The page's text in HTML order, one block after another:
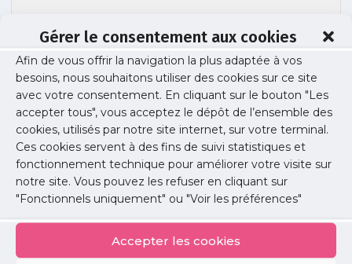
Gérer le consentement aux cookies
Afin de vous offrir la navigation la plus adaptée à vos
besoins, nous souhaitons utiliser des cookies sur ce site
avec votre consentement. En cliquant sur le bouton "Les
accepter tous", vous acceptez le dépôt de l’ensemble des
cookies, utilisés par notre site internet, sur votre terminal.
Ces cookies servent à des fins de suivi statistiques et
fonctionnement technique pour améliorer votre visite sur
notre site. Vous pouvez les refuser en cliquant sur
"Fonctionnels uniquement" ou "Voir les préférences"
Accepter les cookies
URPS-journee-demographie-30mars-
2022 (2)
Publié le :28 mars 2022
Partager cet article :